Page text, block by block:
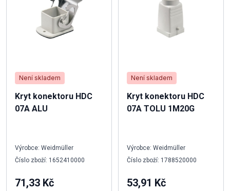
Není skladem
Kryt konektoru HDC
07A ALU
Výrobce: Weidmüller
Číslo zboží: 1652410000
71,33 Kč
Není skladem
Kryt konektoru HDC
07A TOLU 1M20G
Výrobce: Weidmüller
Číslo zboží: 1788520000
53,91 Kč